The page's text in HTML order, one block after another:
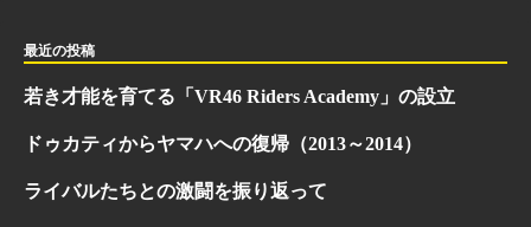
最近の投稿
若き才能を育てる「VR46 Riders Academy」の設立
ドゥカティからヤマハへの復帰（2013～2014）
ライバルたちとの激闘を振り返って